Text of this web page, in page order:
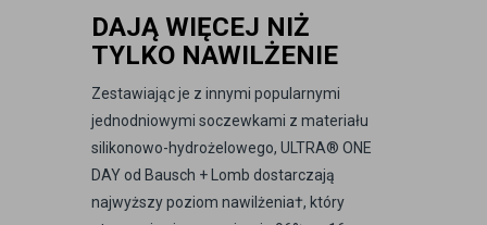
DAJĄ WIĘCEJ NIŻ
TYLKO NAWILŻENIE
Zestawiając je z innymi popularnymi
jednodniowymi soczewkami z materiału
silikonowo-hydrożelowego, ULTRA® ONE
DAY od Bausch + Lomb dostarczają
najwyższy poziom nawilżenia†, który